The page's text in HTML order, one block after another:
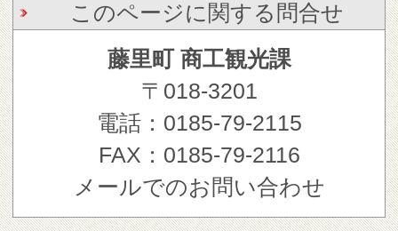
このページに関する問合せ
藤里町 商工観光課
〒018-3201
電話：0185-79-2115
FAX：0185-79-2116
メールでのお問い合わせ